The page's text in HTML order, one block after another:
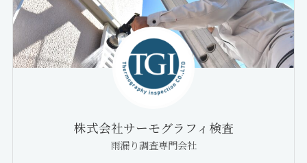
株式会社サーモグラフィ検査
雨漏り調査専門会社